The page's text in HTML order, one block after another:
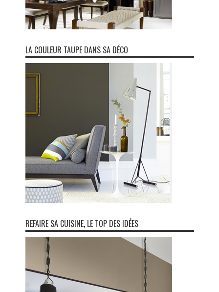
LA COULEUR TAUPE DANS SA DÉCO
REFAIRE SA CUISINE, LE TOP DES IDÉES